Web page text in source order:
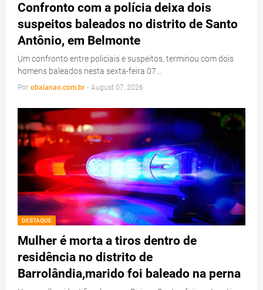
Confronto com a polícia deixa dois
suspeitos baleados no distrito de Santo
Antônio, em Belmonte
Um confronto entre policiais e suspeitos, terminou com dois
homens baleados nesta sexta-feira 07…
Por obaianao.com.br - August 07, 2026
DESTAQUE
Mulher é morta a tiros dentro de
residência no distrito de
Barrolândia,marido foi baleado na perna